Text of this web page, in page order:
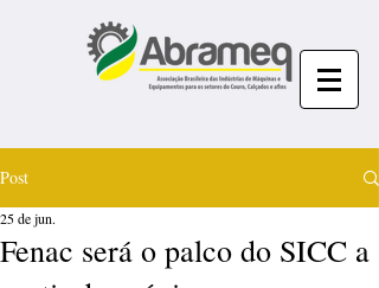
Post
Fenac será o palco do SICC a
25 de jun.